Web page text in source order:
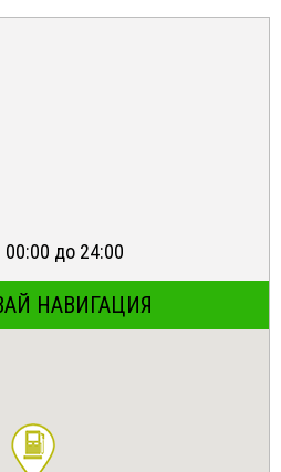
00:00 до 24:00
НАВИГАЦИЯ